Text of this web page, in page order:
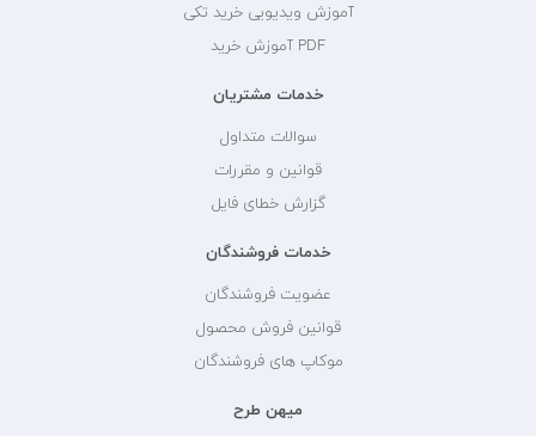
آموزش ویدیویی خرید تکی
PDF آموزش خرید
خدمات مشتریان
سوالات متداول
قوانین و مقررات
گزارش خطای فایل
خدمات فروشندگان
عضویت فروشندگان
قوانین فروش محصول
موکاپ های فروشندگان
میهن طرح